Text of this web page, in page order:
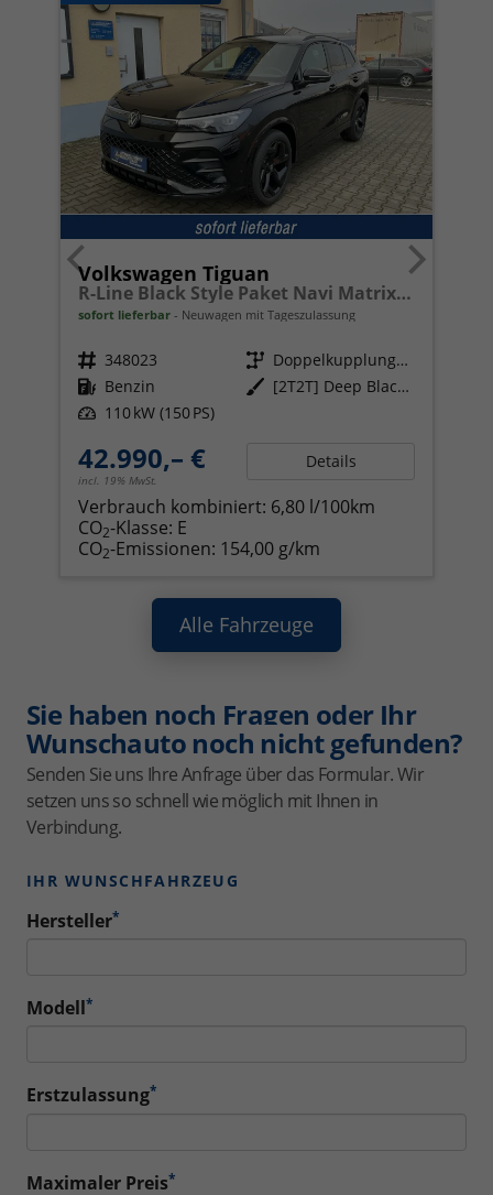
Volkswagen Tiguan
R-Line Black Style Paket Navi Matrix-LED ACC
sofort lieferbar Neuwagen mit Tageszulassung
Fahrzeugnr. 348023 Getriebe
Doppelkupplungsgetriebe (DSG)
Kraftstoff Benzin Außenfarbe
[2T2T] Deep Black Perleffekt
Leistung 110 kW (150 PS)
42.990,– €
incl. 19% MwSt.
Details
Verbrauch kombiniert: 6,80 l/100km
CO2-Klasse: E
CO2-Emissionen: 154,00 g/km
Alle Fahrzeuge
Sie haben noch Fragen oder Ihr
Wunschauto noch nicht gefunden?
Senden Sie uns Ihre Anfrage über das Formular. Wir
setzen uns so schnell wie möglich mit Ihnen in
Verbindung.
IHR WUNSCHFAHRZEUG
Hersteller*
Modell*
Erstzulassung*
Maximaler Preis*